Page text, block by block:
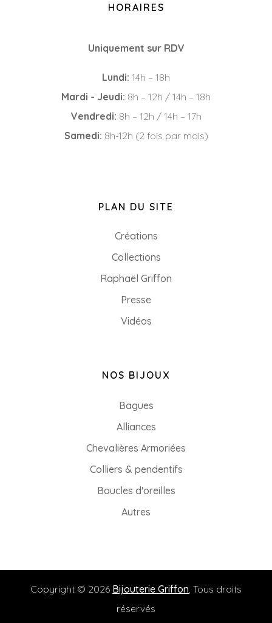
HORAIRES
Uniquement sur RDV
Lundi: 14h – 18h
Mardi - Jeudi: 8h – 12h / 14h – 18h
Vendredi: 8h – 12h / 14h – 17h
Samedi: 8h-12h (2 fois par mois)
PLAN DU SITE
Créations
Collections
Raphaël Griffon
Presse
Vidéos
NOS BIJOUX
Bagues
Alliances
Chevalières Armoriées
Colliers & pendentifs
Boucles d'oreilles
Autres
Copyright © 2026 Bijouterie Griffon , Tous droits
réservés